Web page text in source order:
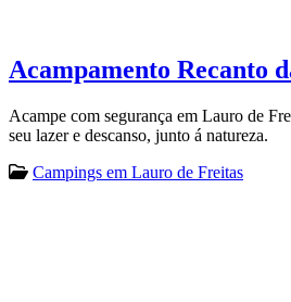
Acampamento Recanto
Acampe com segurança em Lauro de
seu lazer e descanso, junto á natureza.
Campings em Lauro de Freitas